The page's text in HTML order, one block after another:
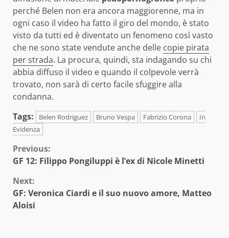
perché Belen non era ancora maggiorenne, ma in
ogni caso il video ha fatto il giro del mondo, è stato
visto da tutti ed è diventato un fenomeno così vasto
che ne sono state vendute anche delle copie pirata
per strada. La procura, quindi, sta indagando su chi
abbia diffuso il video e quando il colpevole verrà
trovato, non sarà di certo facile sfuggire alla
condanna.
Tags:
Belen Rodriguez Bruno Vespa Fabrizio Corona
In
Evidenza
Continue
Reading
Previous:
GF 12: Filippo Pongiluppi è l’ex di Nicole Minetti
Next:
GF: Veronica Ciardi e il suo nuovo amore, Matteo
Aloisi